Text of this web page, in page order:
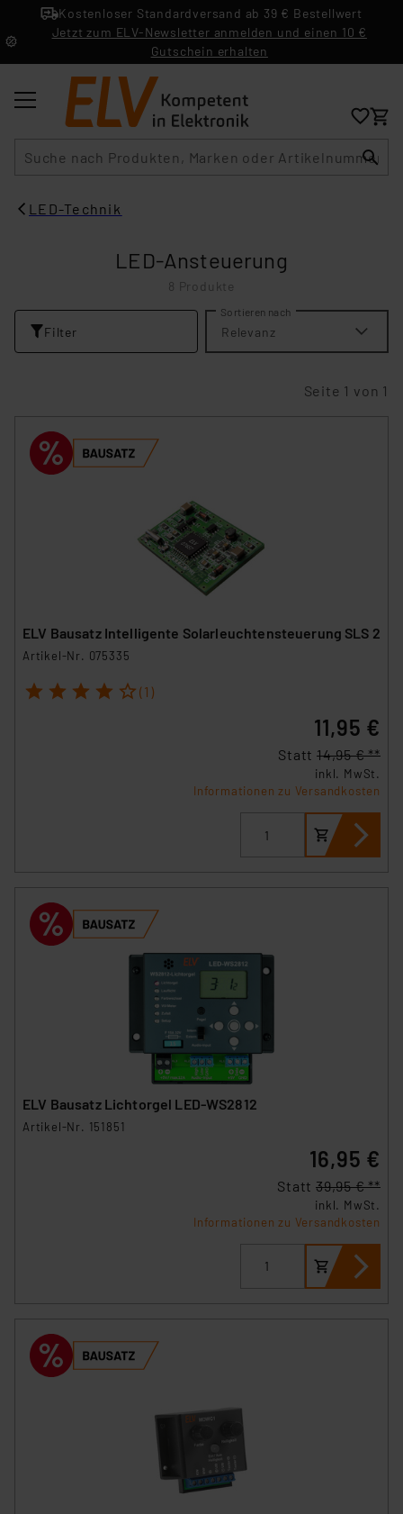
Kostenloser Standardversand ab 39 € Bestellwert
Jetzt zum ELV-Newsletter anmelden und einen 10 €
Gutschein erhalten
LED-Technik
LED-Ansteuerung
8 Produkte
Filter
Sortieren nach
Relevanz
Seite 1 von 1
ELV Bausatz Intelligente Solarleuchtensteuerung SLS 2
Artikel-Nr. 075335
1 2 3 4 5 (1)
11,95 €
Statt 14,95 € **
inkl. MwSt.
Informationen zu Versandkosten
ELV Bausatz Lichtorgel LED-WS2812
Artikel-Nr. 151851
16,95 €
Statt 39,95 € **
inkl. MwSt.
Informationen zu Versandkosten